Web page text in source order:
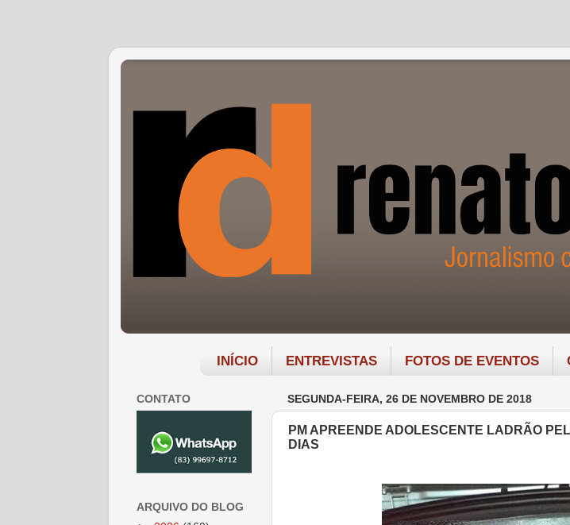
INÍCIO ENTREVISTAS FOTOS DE EVENTOS
SEGUNDA-FEIRA, 26 DE NOVEMBRO DE 2018
PM APREENDE ADOLESCENTE LADRÃO
DIAS
CONTATO
ARQUIVO DO BLOG